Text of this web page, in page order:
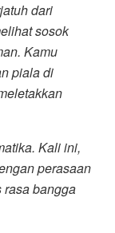
dari
sosok
Kamu
piala di
Kali ini,
perasaan
rasa bangga